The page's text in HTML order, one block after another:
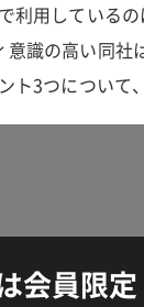
利用している
識の高い同
3つについて
会員限